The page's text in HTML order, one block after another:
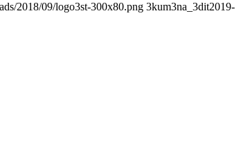
2018/09/logo3st-300x80.png 3kum3na_3dit2019-